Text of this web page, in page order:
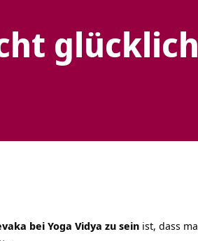
glücklich
bei Yoga Vidya zu sein ist, dass